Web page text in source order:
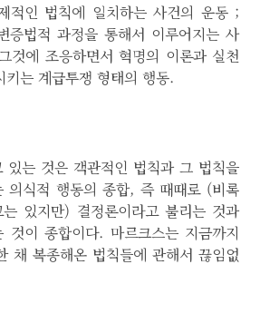
적인 법칙에 일치하는 사건의 운동 ;
증법적 과정을 통해서 이루어지는 사
것에 조응하면서 혁명의 이론과 실천
는 계급투쟁 형태의 행동.
있는 것은 객관적인 법칙과 그 법칙을
의식적 행동의 종합, 즉 때때로 (비록
있지만) 결정론이라고 불리는 것과
것이 종합이다. 마르크스는 지금까지
채 복종해온 법칙들에 관해서 끊임없